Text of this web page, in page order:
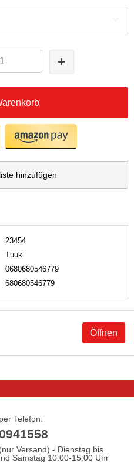
hinzufügen
23454
Tuuk
0680680546779
680680546779
Öffnen
Telefon:
Versand) - Dienstag bis
Samstag 10.00-15.00 Uhr